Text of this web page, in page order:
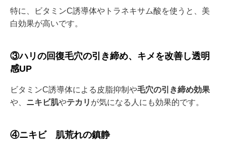
特に、ビタミンC誘導体やトラネキサム酸を使うと、美
白効果が高いです。
③ハリの回復毛穴の引き締め、キメを改善し透明
感UP
ビタミンC誘導体による皮脂抑制や毛穴の引き締め効果
や、 ニキビ肌やテカリ が気になる人にも効果的です。
④ニキビ 肌荒れの鎮静